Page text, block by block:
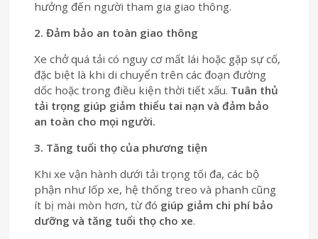
hưởng đến người tham gia giao thông.
2. Đảm bảo an toàn giao thông
Xe chở quá tải có nguy cơ mất lái hoặc gặp sự cố,
đặc biệt là khi di chuyển trên các đoạn đường
dốc hoặc trong điều kiện thời tiết xấu. Tuân thủ
tải trọng giúp giảm thiểu tai nạn và đảm bảo
an toàn cho mọi người.
3. Tăng tuổi thọ của phương tiện
Khi xe vận hành dưới tải trọng tối đa, các bộ
phận như lốp xe, hệ thống treo và phanh cũng
ít bị mài mòn hơn, từ đó giúp giảm chi phí bảo
dưỡng và tăng tuổi thọ cho xe.